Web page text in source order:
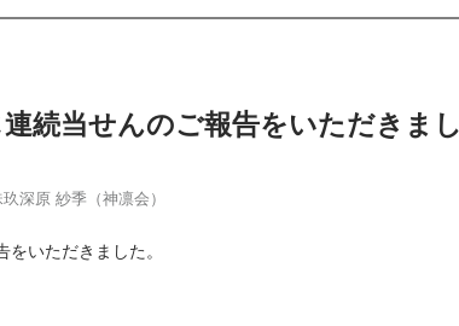
連続当せんのご報告をいただきま
深原 紗季（神凛会）
をいただきました。